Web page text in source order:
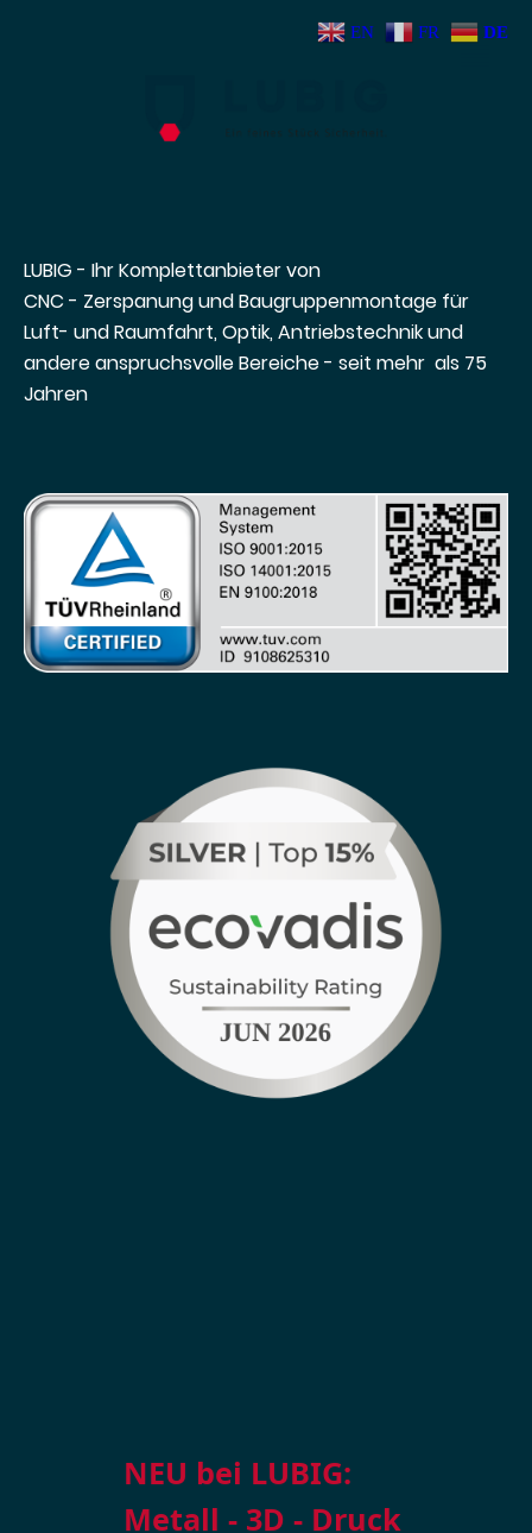
LUBIG - Ihr Komplettanbieter von
CNC - Zerspanung und Baugruppenmontage für
Luft- und Raumfahrt, Optik, Antriebstechnik und
andere anspruchsvolle Bereiche - seit mehr als 75
Jahren
NEU bei LUBIG:
Metall - 3D - Druck
EN FR DE